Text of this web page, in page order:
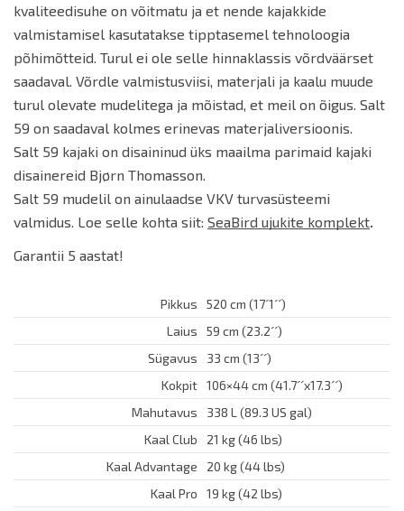
kvaliteedisuhe on võitmatu ja et nende kajakkide
valmistamisel kasutatakse tipptasemel tehnoloogia
põhimõtteid. Turul ei ole selle hinnaklassis võrdväärset
saadaval. Võrdle valmistusviisi, materjali ja kaalu muude
turul olevate mudelitega ja mõistad, et meil on õigus. Salt
59 on saadaval kolmes erinevas materjaliversioonis.
Salt 59 kajaki on disaininud üks maailma parimaid kajaki
disainereid Bjørn Thomasson.
Salt 59 mudelil on ainulaadse VKV turvasüsteemi
valmidus. Loe selle kohta siit: SeaBird ujukite komplekt.
Garantii 5 aastat!
Pikkus
520 cm (17´1´´)
Laius
59 cm (23.2´´)
Sügavus
33 cm (13´´)
Kokpit 106×44 cm (41.7´´x17.3´´)
Mahutavus
338 L (89.3 US gal)
Kaal Club
21 kg (46 lbs)
Kaal Advantage
20 kg (44 lbs)
Kaal Pro
19 kg (42 lbs)